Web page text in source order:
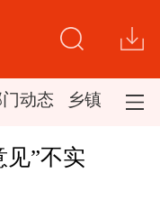
动态 乡镇新闻
见”不实